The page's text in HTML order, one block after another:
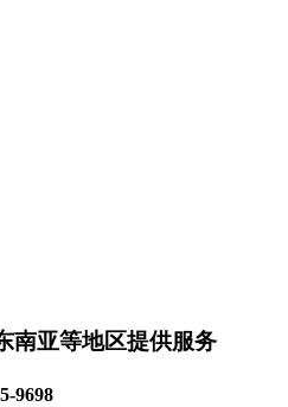
南亚等地区提供服务
9698